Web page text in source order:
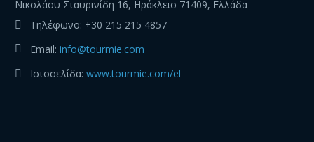
Νικολάου Σταυρινίδη 16, Ηράκλειο 71409, Ελλάδα
Τηλέφωνο: +30 215 215 4857
Email: info@tourmie.com
Ιστοσελίδα: www.tourmie.com/el